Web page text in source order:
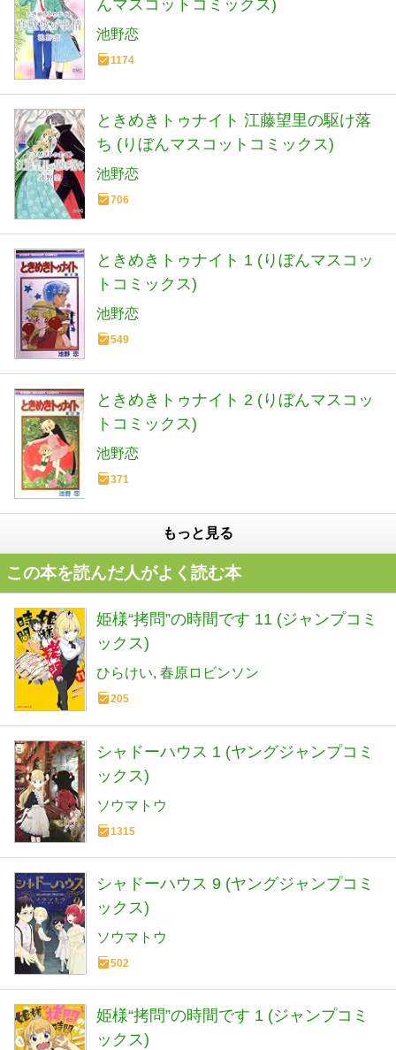
んマスコットコミックス)
池野恋
1174
ときめきトゥナイト 江藤望里の駆け落
ち (りぼんマスコットコミックス)
池野恋
706
ときめきトゥナイト 1 (りぼんマスコッ
トコミックス)
池野恋
549
ときめきトゥナイト 2 (りぼんマスコッ
トコミックス)
池野恋
371
もっと見る
この本を読んだ人がよく読む本
姫様“拷問”の時間です 11 (ジャンプコミ
ックス)
ひらけい 春原ロビンソン
205
シャドーハウス 1 (ヤングジャンプコミ
ックス)
ソウマトウ
1315
シャドーハウス 9 (ヤングジャンプコミ
ックス)
ソウマトウ
502
姫様“拷問”の時間です 1 (ジャンプコミ
ックス)